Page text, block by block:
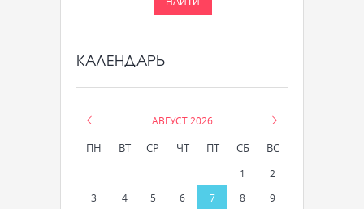
КАЛЕНДАРЬ
АВГУСТ 2026
ПН ВТ СР ЧТ ПТ СБ ВС
1
2
3
4 5 6 7 8
9